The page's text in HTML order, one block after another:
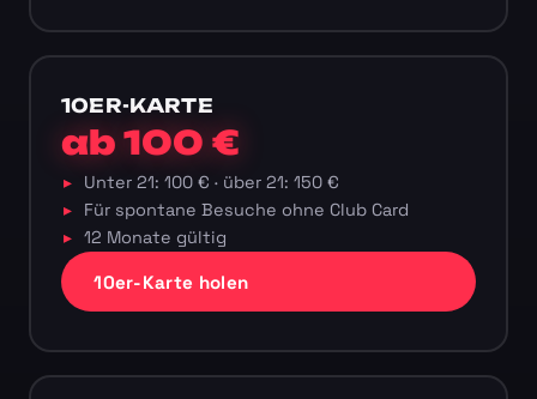
10ER-KARTE
ab 100 €
Unter 21: 100 € · über 21: 150 €
Für spontane Besuche ohne Club Card
12 Monate gültig
10er-Karte holen